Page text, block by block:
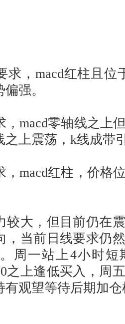
，macd红柱且位
强。
macd零轴线之上
之上震荡，k线成带
macd红柱，价格
大，但目前仍在震
，当前日线要求仍
周一站上4小时短
之上逢低买入，周
有观望等待后期加